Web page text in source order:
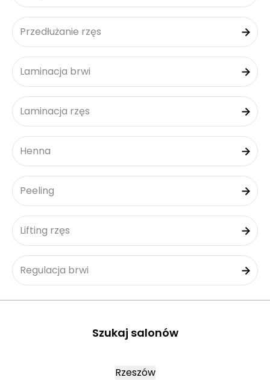
Przedłużanie rzęs
Laminacja brwi
Laminacja rzęs
Henna
Peeling
Lifting rzęs
Regulacja brwi
Szukaj salonów
Rzeszów